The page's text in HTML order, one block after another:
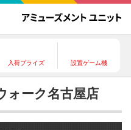
入荷プライズ 設置ゲーム機
ォーク名古屋店